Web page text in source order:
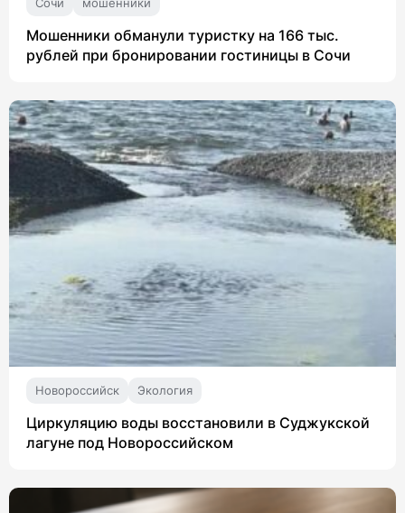
Мошенники обманули туристку на 166 тыс.
рублей при бронировании гостиницы в Сочи
Новороссийск Экология
Циркуляцию воды восстановили в Суджукской
лагуне под Новороссийском